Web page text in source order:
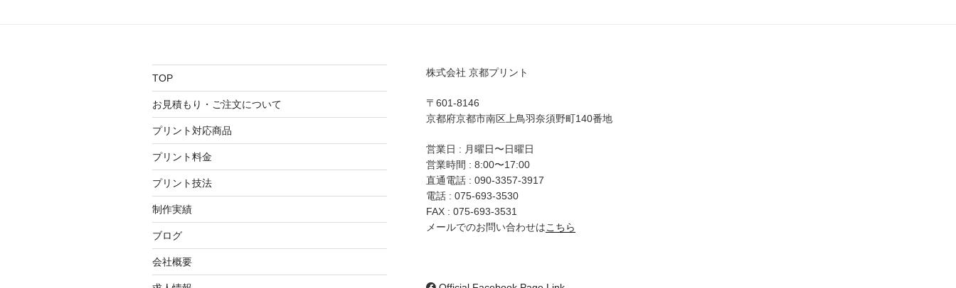
シ
ョ
ン
TOP
お見積もり・ご注文について
プリント対応商品
プリント料金
プリント技法
制作実績
ブログ
会社概要
株式会社 京都プリント
〒601-8146
京都府京都市南区上鳥羽奈須野町140番地
営業日 : 月曜日〜日曜日
営業時間 : 8:00〜17:00
直通電話 : 090-3357-3917
電話 : 075-693-3530
FAX : 075-693-3531
メールでのお問い合わせはこちら